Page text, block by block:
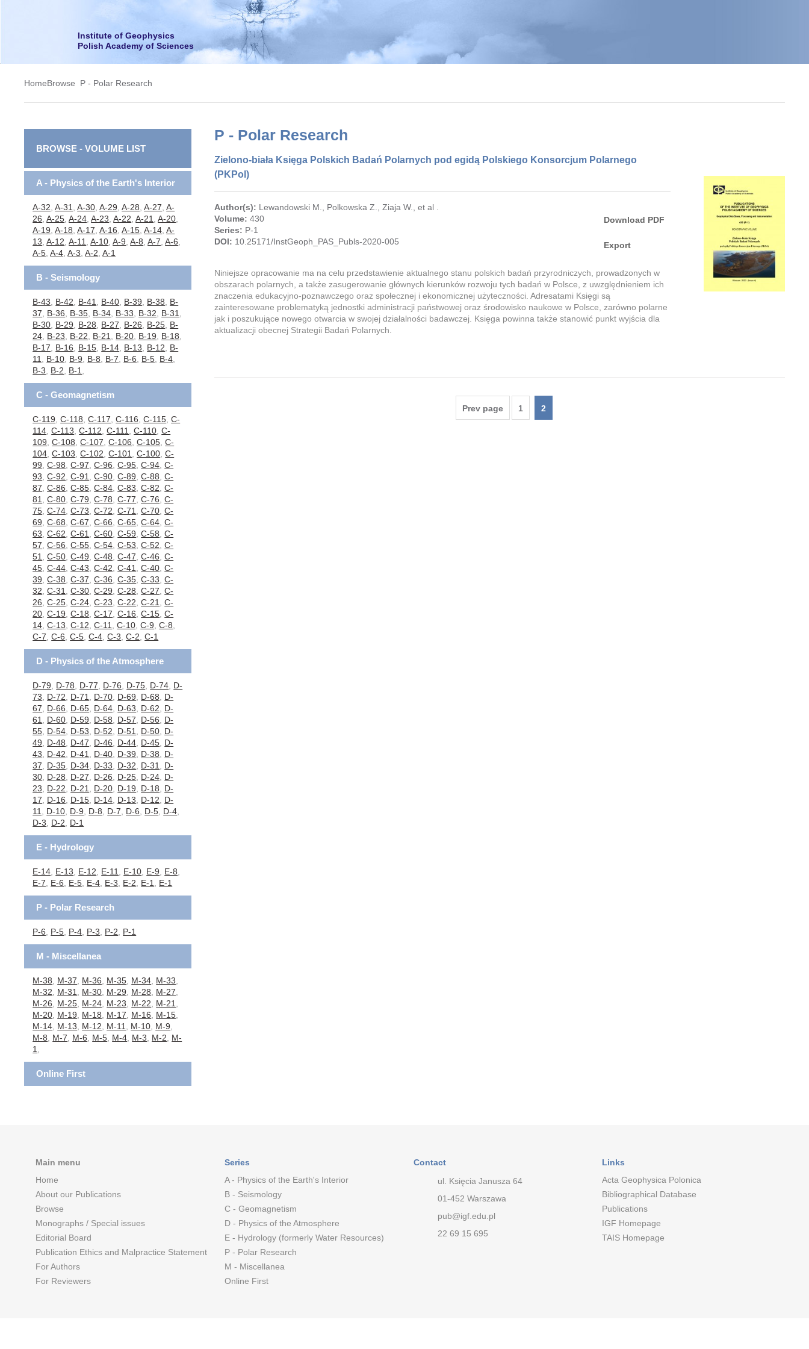
Institute of Geophysics
Polish Academy of Sciences
HomeBrowse P - Polar Research
BROWSE - VOLUME LIST
A - Physics of the Earth's Interior
A-32 ,A-31 ,A-30 ,A-29 ,A-28 ,A-27 ,A-
26 ,A-25 ,A-24 ,A-23 ,A-22 ,A-21 ,A-20
A-19 ,A-18 ,A-17 ,A-16 ,A-15 ,A-14 ,A-
13 ,A-12 ,A-11 ,A-10 ,A-9 ,A-8 ,A-7 ,A-6
A-5 ,A-4 ,A-3 ,A-2 ,A-1
B - Seismology
B-43 B-42 B-41 B-40 B-39 B-38
B-
37
B-36 B-35 B-34 B-33 B-32 B-31
B-30 B-29 B-28 B-27 B-26 B-25 B-
24 B-23 B-22 B-21 B-20 B-19 B-18
B-17
B-16 B-15 B-14 B-13 B-12
B-
11
B-10 B-9 B-8 B-7 B-6 B-5 B-4
B-3
B-2 B-1
C - Geomagnetism
C-119 ,C-118 ,C-117 ,C-116 ,C-115 ,C-
114 ,C-113 ,C-112 ,C-111 ,C-110 ,C-
109 ,C-108 ,C-107 ,C-106 ,C-105 ,C-
104 ,C-103 ,C-102 ,C-101 ,C-100 ,C-
99 ,C-98 ,C-97 ,C-96 ,C-95 ,C-94 ,C-
93 ,C-92 ,C-91 ,C-90 ,C-89 ,C-88 ,C-
87 ,C-86 ,C-85 ,C-84 ,C-83 ,C-82 ,C-
81
,C-80 ,C-79 ,C-78 ,C-77 ,C-76 ,C-
75 ,C-74 ,C-73 ,C-72 ,C-71 ,C-70 ,C-
69 ,C-68 ,C-67 ,C-66 ,C-65 ,C-64 ,C-
63 ,C-62 ,C-61 ,C-60 ,C-59 ,C-58 ,C-
57 ,C-56 ,C-55 ,C-54 ,C-53 ,C-52 ,C-
51
,C-50 ,C-49 ,C-48 ,C-47 ,C-46 ,C-
45 ,C-44 ,C-43 ,C-42 ,C-41 ,C-40 ,C-
39 ,C-38 ,C-37 ,C-36 ,C-35 ,C-33 ,C-
32 ,C-31 ,C-30 ,C-29 ,C-28 ,C-27 ,C-
26 ,C-25 ,C-24 ,C-23 ,C-22 ,C-21 ,C-
20 ,C-19 ,C-18 ,C-17 ,C-16 ,C-15 ,C-
14 ,C-13 ,C-12 ,C-11 ,C-10 ,C-9 ,C-8
C-7 ,C-6 ,C-5 ,C-4 ,C-3 ,C-2 ,C-1
D - Physics of the Atmosphere
D-79 D-78 D-77 D-76 D-75 D-74 D-
73
D-72 D-71 D-70 D-69 D-68
D-
67
D-66 D-65 D-64 D-63 D-62
D-
61
D-60 D-59 D-58 D-57 D-56
D-
55 D-54 D-53 D-52 D-51 D-50 D-
49
D-48 D-47 D-46 D-44 D-45 D-
43
D-42 D-41 D-40 D-39 D-38
D-
37
D-35 D-34 D-33 D-32 D-31
D-
30 D-28 D-27 D-26 D-25 D-24 D-
23
D-22 D-21 D-20 D-19 D-18
D-
17
D-16 D-15 D-14 D-13 D-12
D-
11
D-10 D-9 D-8 D-7 D-6 D-5 D-4
D-3
D-2 D-1
E - Hydrology
E-14 E-13 E-12 E-11 E-10 E-9 E-8
E-7
E-6 E-5 E-4 E-3 E-2 E-1 E-1
P - Polar Research
P-6 P-5 P-4 P-3 P-2 P-1
M - Miscellanea
M-38 M-37 M-36 M-35 M-34 M-33
M-32
M-31 M-30 M-29 M-28 M-27
M-26
M-25 M-24 M-23 M-22 M-21
M-20 M-19 M-18 M-17 M-16 M-15
M-14 M-13 M-12 M-11 M-10 M-9
M-8
M-7 M-6 M-5 M-4 M-3 M-2
M-
1
Online First
P - Polar Research
Zielono-biała Księga Polskich Badań Polarnych pod egidą Polskiego Konsorcjum Polarnego
(PKPol)
Author(s): Lewandowski M. Polkowska Z. ,Ziaja W. ,et al .
Volume: 430
Series: P-1
DOI: 10.25171/InstGeoph_PAS_Publs-2020-005
Download PDF
Export
Niniejsze opracowanie ma na celu przedstawienie aktualnego stanu polskich badań przyrodniczych, prowadzonych w
obszarach polarnych, a także zasugerowanie głównych kierunków rozwoju tych badań w Polsce, z uwzględnieniem ich
znaczenia edukacyjno-poznawczego oraz społecznej i ekonomicznej użyteczności. Adresatami Księgi są
zainteresowane problematyką jednostki administracji państwowej oraz środowisko naukowe w Polsce, zarówno polarne
jak i poszukujące nowego otwarcia w swojej działalności badawczej. Księga powinna także stanowić punkt wyjścia dla
aktualizacji obecnej Strategii Badań Polarnych.
Prev page 1 2
Main menu
Home
About our Publications
Browse
Monographs / Special issues
Editorial Board
Publication Ethics and Malpractice Statement
For Authors
For Reviewers
Series
A - Physics of the Earth's Interior
B - Seismology
C - Geomagnetism
D - Physics of the Atmosphere
E - Hydrology (formerly Water Resources)
P - Polar Research
M - Miscellanea
Online First
Contact
ul. Księcia Janusza 64
01-452 Warszawa
pub@igf.edu.pl
22 69 15 695
Links
Acta Geophysica Polonica
Bibliographical Database
Publications
IGF Homepage
TAIS Homepage